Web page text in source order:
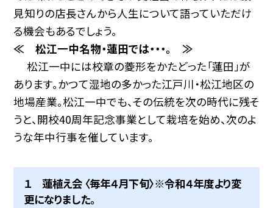
見知りの店長さんから人生について語っていただけ
る機会もあるでしょう。
≪ 松江一中名物・蓮田では・・・。 ≫
松江一中には校章の菱形をかたどった「蓮田」が
あります。かつて湿地の多かった江戸川・松江地区の
地場産業。松江一中でも、その伝統を次の時代に残そ
うと、開校40周年記念事業として栽培を始め、次のよ
うな年中行事を催しています。
１ 蓮植え会 〈毎年４月下旬〉※令和４年度より変
更になりました。